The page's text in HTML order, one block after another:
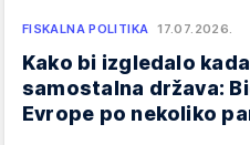
FISKALNA POLITIKA 17.07.2026.
Kako bi izgledalo
samostalna država:
Evrope po nekoliko